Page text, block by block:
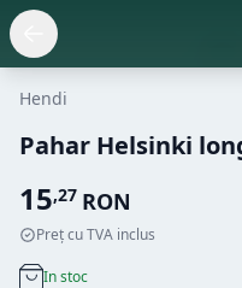
Hendi
Pahar Helsinki
15,27 RON
Preț cu TVA inclus
In stoc